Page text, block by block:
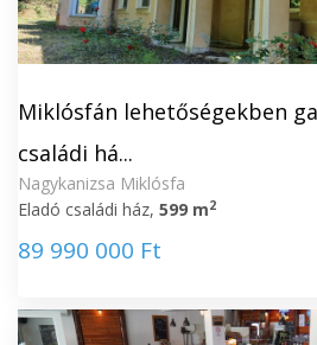
Miklósfán lehetőségekben
családi há...
Nagykanizsa Miklósfa
Eladó családi ház, 599 m2
89 990 000 Ft